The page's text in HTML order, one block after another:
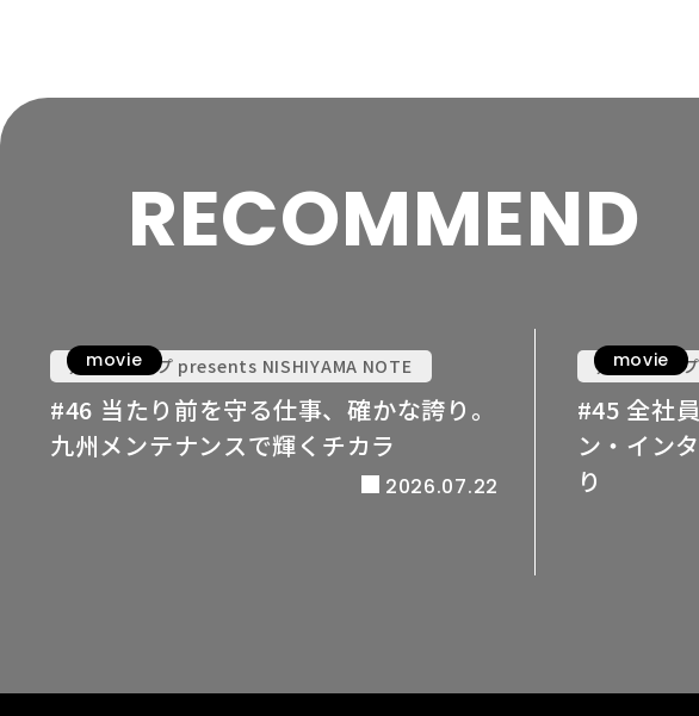
RECOMMEND
movie
九電グループ presents NISHIYAMA NOTE
#46 当たり前を守る仕事、確かな誇り。
九州メンテナンスで輝くチカラ
2026.07.22
movie
九電グルー
#45 全社
ン・イン
り